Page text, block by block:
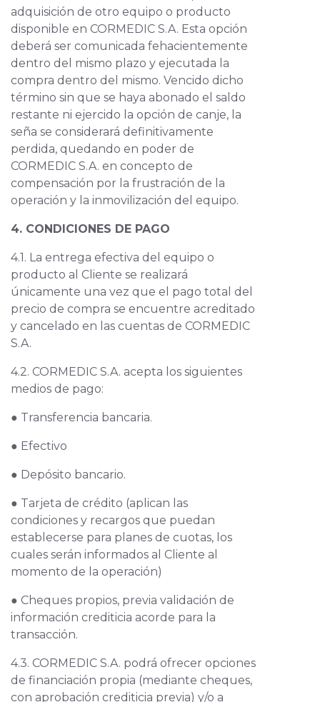
adquisición de otro equipo o producto
disponible en CORMEDIC S.A. Esta opción
deberá ser comunicada fehacientemente
dentro del mismo plazo y ejecutada la
compra dentro del mismo. Vencido dicho
término sin que se haya abonado el saldo
restante ni ejercido la opción de canje, la
seña se considerará definitivamente
perdida, quedando en poder de
CORMEDIC S.A. en concepto de
compensación por la frustración de la
operación y la inmovilización del equipo.
4. CONDICIONES DE PAGO
4.1. La entrega efectiva del equipo o
producto al Cliente se realizará
únicamente una vez que el pago total del
precio de compra se encuentre acreditado
y cancelado en las cuentas de CORMEDIC
S.A.
4.2. CORMEDIC S.A. acepta los siguientes
medios de pago:
● Transferencia bancaria.
● Efectivo
● Depósito bancario.
● Tarjeta de crédito (aplican las
condiciones y recargos que puedan
establecerse para planes de cuotas, los
cuales serán informados al Cliente al
momento de la operación)
● Cheques propios, previa validación de
información crediticia acorde para la
transacción.
4.3. CORMEDIC S.A. podrá ofrecer opciones
de financiación propia (mediante cheques,
con aprobación crediticia previa) y/o a